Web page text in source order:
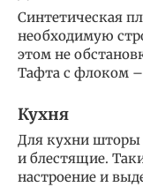
Синтетическая
необходимую
этом не
Тафта с флоком
Кухня
Для кухни шторы
и блестящие.
настроение и